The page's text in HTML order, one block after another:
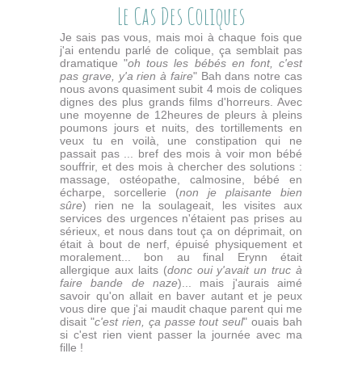
Le Cas Des Coliques
Je sais pas vous, mais moi à chaque fois que
j'ai entendu parlé de colique, ça semblait pas
dramatique "oh tous les bébés en font, c'est
pas grave, y'a rien à faire" Bah dans notre cas
nous avons quasiment subit 4 mois de coliques
dignes des plus grands films d'horreurs. Avec
une moyenne de 12heures de pleurs à pleins
poumons jours et nuits, des tortillements en
veux tu en voilà, une constipation qui ne
passait pas ... bref des mois à voir mon bébé
souffrir, et des mois à chercher des solutions :
massage, ostéopathe, calmosine, bébé en
écharpe, sorcellerie (non je plaisante bien
sûre) rien ne la soulageait, les visites aux
services des urgences n'étaient pas prises au
sérieux, et nous dans tout ça on déprimait, on
était à bout de nerf, épuisé physiquement et
moralement... bon au final Erynn était
allergique aux laits (donc oui y'avait un truc à
faire bande de naze)... mais j'aurais aimé
savoir qu'on allait en baver autant et je peux
vous dire que j'ai maudit chaque parent qui me
disait "c'est rien, ça passe tout seul" ouais bah
si c'est rien vient passer la journée avec ma
fille !